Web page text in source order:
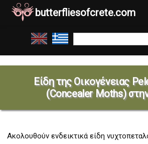
Μετάβαση
στο
περιεχόμενο
Search
for:
Είδη της Οικογένειας
(Concealer Moths)
Ακολουθούν ενδεικτικά είδη
butterfliesofcrete.com